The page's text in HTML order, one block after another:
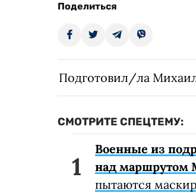
Поделиться
Подготовил/ла
СМОТРИТЕ СПЕЦТЕМУ:
Военные из
над маршрутом
пытаются